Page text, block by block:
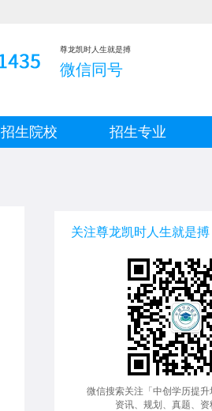
尊龙凯时人生就是搏
微信同号
招生院校 招生专业
关注尊龙凯时人生就是搏
微信搜索关注「中创学历提
资讯、规划、真题、